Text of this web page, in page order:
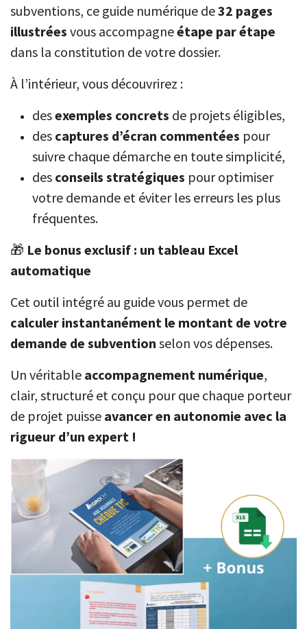
subventions, ce guide numérique de32 pages
illustrées vous accompagneétape par étape
dans la constitution de votre dossier.
À l’intérieur, vous découvrirez :
desexemples concrets de projets éligibles,
des captures d’écran commentées pour
suivre chaque démarche en toute simplicité,
des conseils stratégiques pour optimiser
votre demande et éviter les erreurs les plus
fréquentes.
🎁 Le bonus exclusif : un tableau Excel
automatique
Cet outil intégré au guide vous permet de
calculer instantanément le montant de votre
demande de subvention selon vos dépenses.
Un véritable accompagnement numérique,
clair, structuré et conçu pour que chaque porteur
de projet puisse avancer en autonomie avec la
rigueur d’un expert !